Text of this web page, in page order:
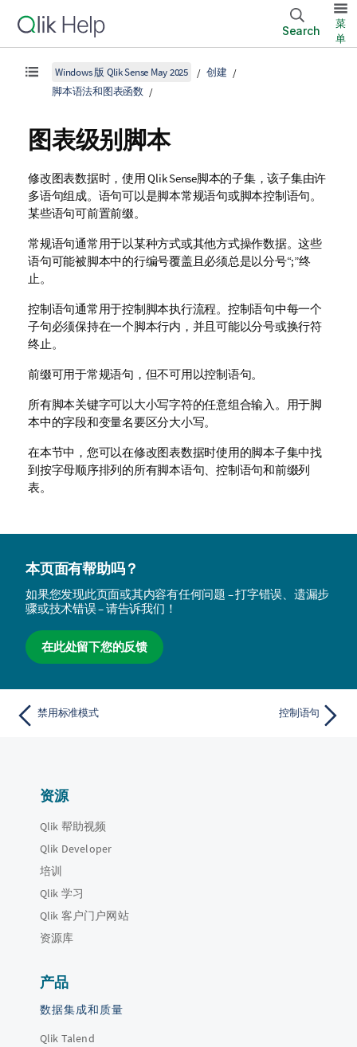
Search
菜
单
Windows 版 Qlik Sense May 2025
创建
脚本语法和图表函数
图表级别脚本
修改图表数据时，使用Qlik Sense脚本的子集，该子集由许
多语句组成。语句可以是脚本常规语句或脚本控制语句。
某些语句可前置前缀。
常规语句通常用于以某种方式或其他方式操作数据。这些
语句可能被脚本中的行编号覆盖且必须总是以分号“;”终
止。
控制语句通常用于控制脚本执行流程。控制语句中每一个
子句必须保持在一个脚本行内，并且可能以分号或换行符
终止。
前缀可用于常规语句，但不可用以控制语句。
所有脚本关键字可以大小写字符的任意组合输入。用于脚
本中的字段和变量名要区分大小写。
在本节中，您可以在修改图表数据时使用的脚本子集中找
到按字母顺序排列的所有脚本语句、控制语句和前缀列
表。
本页面有帮助吗？
如果您发现此页面或其内容有任何问题 – 打字错误、遗漏步
骤或技术错误 – 请告诉我们！
在此处留下您的反馈
禁用标准模式 控制语句
资源
Qlik 帮助视频
Qlik Developer
培训
Qlik 学习
Qlik 客户门户网站
资源库
产品
数据集成和质量
Qlik Talend